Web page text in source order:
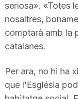
g
o
seriosa». «Totes
nosaltres,
comptarà amb la
catalanes.
Per ara, no hi ha
que l’Església